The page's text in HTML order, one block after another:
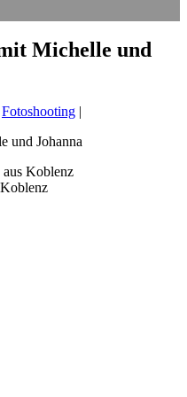
Michelle und
Fotoshooting |
Koblenz